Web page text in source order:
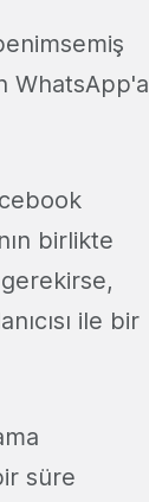
WhatsApp'a
birlikte
ile bir
süre